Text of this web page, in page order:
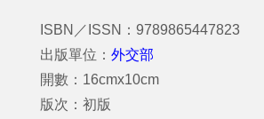
ISBN／ISSN：9789865447823
出版單位： 外交部
開數：16cmx10cm
版次：初版